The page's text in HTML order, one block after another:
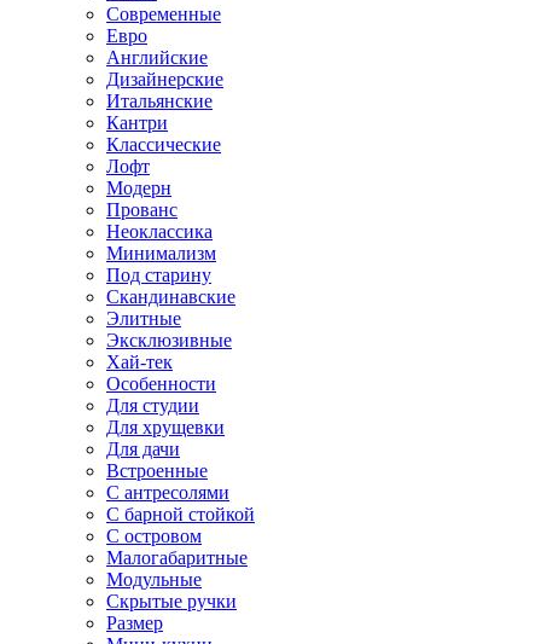
Современные
Евро
Английские
Дизайнерские
Итальянские
Кантри
Классические
Лофт
Модерн
Прованс
Неоклассика
Минимализм
Под старину
Скандинавские
Элитные
Эксклюзивные
Хай-тек
Особенности
Для студии
Для хрущевки
Для дачи
Встроенные
С антресолями
С барной стойкой
С островом
Малогабаритные
Модульные
Скрытые ручки
Размер